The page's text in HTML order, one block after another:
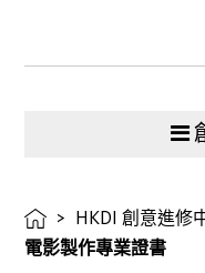
> HKDI 創意進修
電影製作專業證書